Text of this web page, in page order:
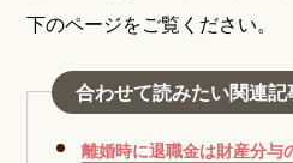
下のページをご覧ください。
合わせて読みたい関連記
離婚時に退職金は財産分与